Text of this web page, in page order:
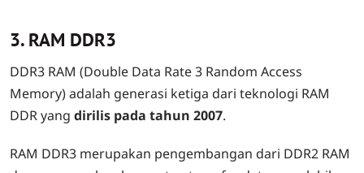
3. RAM DDR3
DDR3 RAM (Double Data Rate 3 Random Access
Memory) adalah generasi ketiga dari teknologi RAM
DDR yang dirilis pada tahun 2007.
RAM DDR3 merupakan pengembangan dari DDR2 RAM